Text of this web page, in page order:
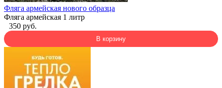
Фляга армейская нового образца
Фляга армейская 1 литр
350 руб.
В корзину